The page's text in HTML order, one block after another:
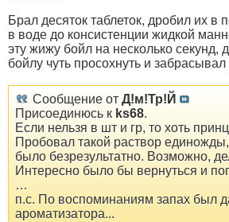
Брал десяток таблеток, дробил их в
в воде до консистенции жидкой
эту жижу бойл на несколько секунд,
бойлу чуть просохнуть и забрасывал
Сообщение от Д!м!Тр!Й
Присоединюсь к ks68.
Если нельзя в шт и гр, то хоть
Пробовал такой раствор
было безрезультатно. Возможно,
Интересно было бы вернуться и
…
п.с. По воспоминаниям запах был
ароматизатора...